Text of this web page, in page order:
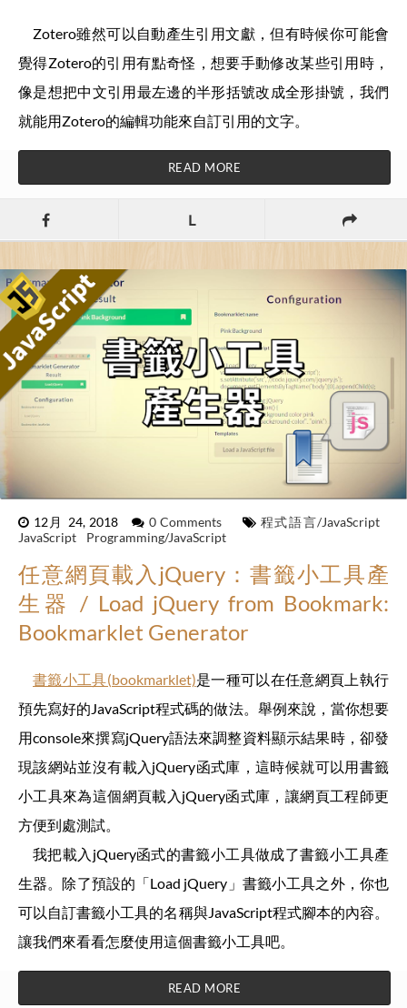
Zotero雖然可以自動產生引用文獻，但有時候你可能會
覺得Zotero的引用有點奇怪，想要手動修改某些引用時，
像是想把中文引用最左邊的半形括號改成全形掛號，我們
就能用Zotero的編輯功能來自訂引用的文字。
READ MORE
L
12月 24, 2018 0 Comments
程式語言/JavaScript
JavaScript
Programming/JavaScript
任意網頁載入jQuery：書籤小工具產
生器 / Load jQuery from Bookmark:
Bookmarklet Generator
書籤小工具(bookmarklet)是一種可以在任意網頁上執行
預先寫好的JavaScript程式碼的做法。舉例來說，當你想要
用console來撰寫jQuery語法來調整資料顯示結果時，卻發
現該網站並沒有載入jQuery函式庫，這時候就可以用書籤
小工具來為這個網頁載入jQuery函式庫，讓網頁工程師更
方便到處測試。
我把載入jQuery函式的書籤小工具做成了書籤小工具產
生器。除了預設的「Load jQuery」書籤小工具之外，你也
可以自訂書籤小工具的名稱與JavaScript程式腳本的內容。
讓我們來看看怎麼使用這個書籤小工具吧。
READ MORE